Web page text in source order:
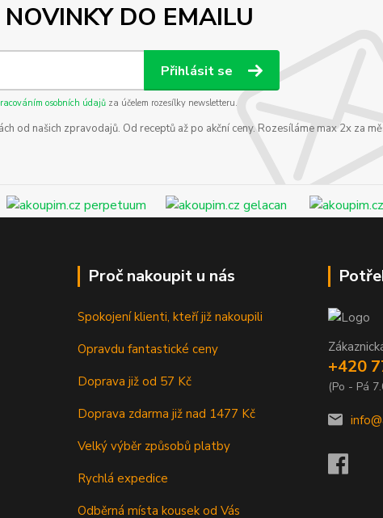
DO EMAILU
Přihlásit se
osobních údajů za účelem rozesílky newsletteru.
od našich zpravodajů. Od receptů až po akční ceny. Rozesíláme max 2x za
Proč nakoupit u nás
Spokojení klienti, kteří již nakoupili
Opravdu fantastické ceny
Doprava již od 57 Kč
Doprava zdarma již nad 1477 Kč
Velký výběr způsobů platby
Rychlá expedice
Odběrná místa kousek od Vás
+420
(Po - Pá